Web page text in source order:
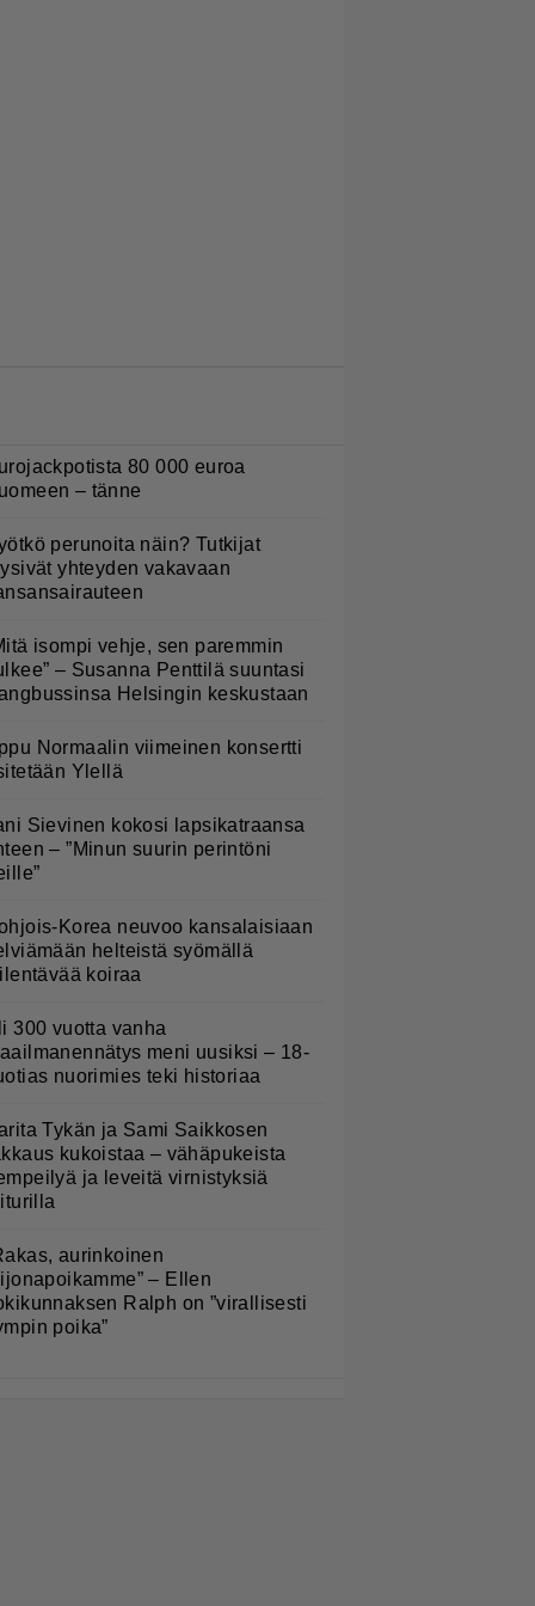
80 000 euroa
– tänne
perunoita näin? Tutkijat
yhteyden vakavaan
isompi vehje, sen paremmin
– Susanna Penttilä suuntasi
Helsingin keskustaan
Normaalin viimeinen konsertti
Ylellä
Sievinen kokosi lapsikatraansa
– ”Minun suurin perintöni
Korea neuvoo kansalaisiaan
helteistä syömällä
koiraa
300 vuotta vanha
meni uusiksi – 18-
nuorimies teki historiaa
Tykän ja Sami Saikkosen
kukoistaa – vähäpukeista
ja leveitä virnistyksiä
aurinkoinen
– Ellen
Ralph on ”virallisesti
poika”